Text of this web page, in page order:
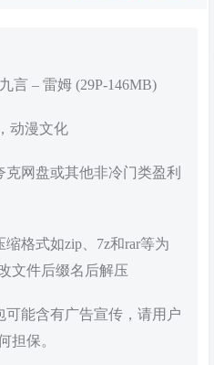
言 – 雷姆 (29P-146MB)
动漫文化
网盘或其他非冷门类盈利
格式如zip、7z和rar等为
文件后缀名后解压
能含有广告宣传，请用户
担保。